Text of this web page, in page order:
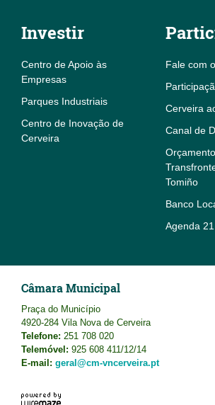
Investir
Centro de Apoio às
Empresas
Parques Industriais
Centro de Inovação de
Cerveira
Fale com
Cerveira
Canal de
Tomiño
Banco
Agenda
Câmara Municipal
Praça do Município
4920-284 Vila Nova de Cerveira
Telefone: 251 708 020
Telemóvel: 925 608 411/12/14
E-mail: geral@cm-vncerveira.pt